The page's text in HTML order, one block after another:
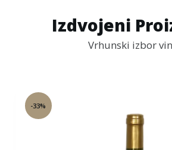
Izdvojeni
Vrhunski izbor
-33%